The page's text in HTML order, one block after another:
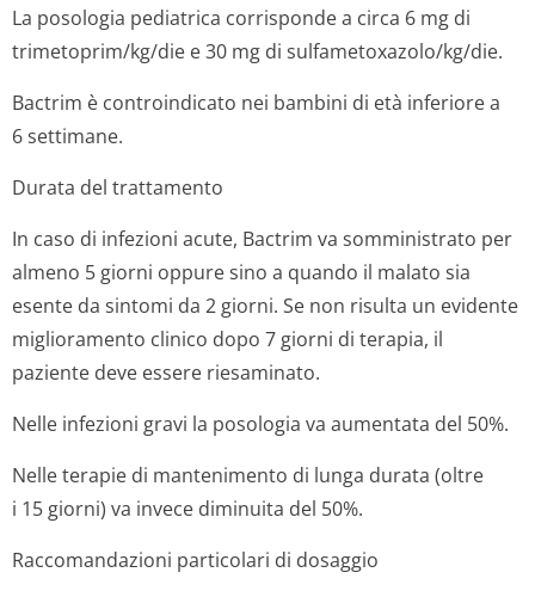
La posologia pediatrica corrisponde a circa 6 mg di
trimetoprim/kg/die e 30 mg di sulfametoxazo­lo/kg/die.
Bactrim è controindicato nei bambini di età inferiore a
6 settimane.
Durata del trattamento
In caso di infezioni acute, Bactrim va somministrato per
almeno 5 giorni oppure sino a quando il malato sia
esente da sintomi da 2 giorni. Se non risulta un evidente
miglioramento clinico dopo 7 giorni di terapia, il
paziente deve essere riesaminato.
Nelle infezioni gravi la posologia va aumentata del 50%.
Nelle terapie di mantenimento di lunga durata (oltre
i 15 giorni) va invece diminuita del 50%.
Raccomandazioni particolari di dosaggio